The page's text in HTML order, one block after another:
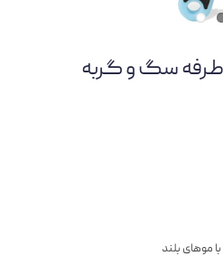
سگ و گربه
موهای بلند